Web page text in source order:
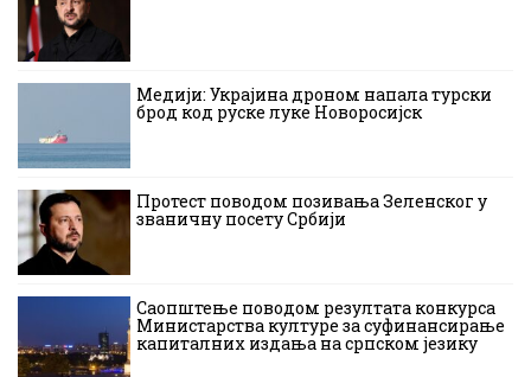
Медији: Украјина дроном напала турски
брод код руске луке Новоросијск
Протест поводом позивања Зеленског у
званичну посету Србији
Саопштење поводом резултата конкурса
Министарства културе за суфинансирање
капиталних издања на српском језику